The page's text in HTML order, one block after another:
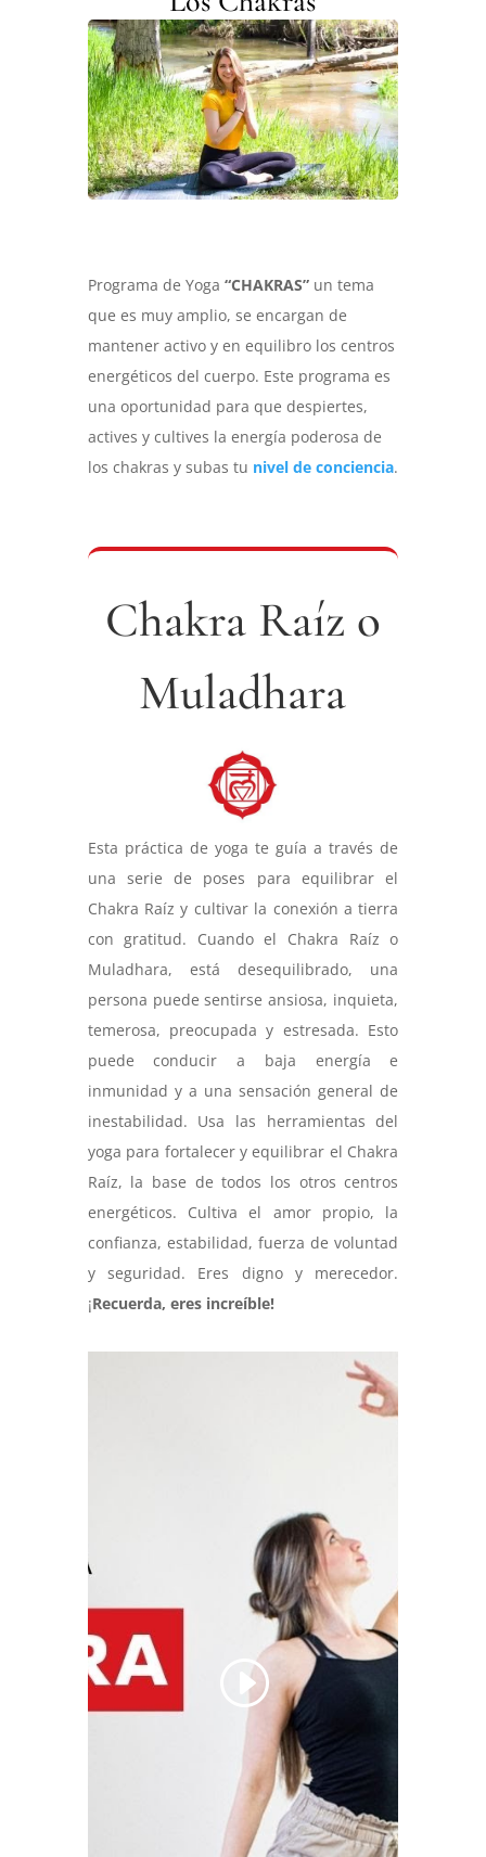
Programa de Yoga “CHAKRAS”un tema
que es muy amplio, se encargan de
mantener activo y en equilibro los centros
energéticos del cuerpo. Este programa es
una oportunidad para que despiertes,
actives y cultives la energía poderosa de
los chakras y subas tu nivel de conciencia.
Chakra Raíz o
Muladhara
Esta práctica de yoga te guía a través de
una serie de poses para equilibrar el
Chakra Raíz y cultivar la conexión a tierra
con gratitud. Cuando el Chakra Raíz o
Muladhara, está desequilibrado, una
persona puede sentirse ansiosa, inquieta,
temerosa, preocupada y estresada. Esto
puede conducir a baja energía e
inmunidad y a una sensación general de
inestabilidad. Usa las herramientas del
yoga para fortalecer y equilibrar el Chakra
Raíz, la base de todos los otros centros
energéticos. Cultiva el amor propio, la
confianza, estabilidad, fuerza de voluntad
y seguridad. Eres digno y merecedor.
¡Recuerda, eres increíble!